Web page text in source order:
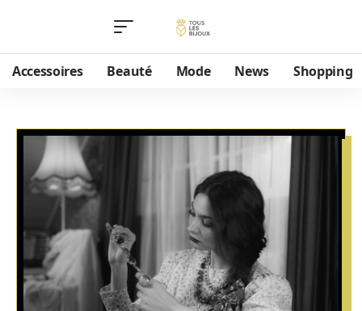
Accessoires Beauté Mode News Shopping